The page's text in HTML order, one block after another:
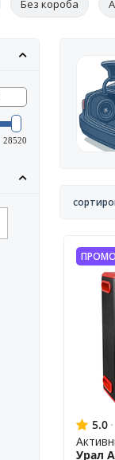
Без короба
28520
5.0 ·
Урал